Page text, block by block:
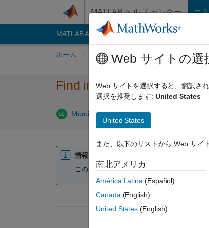
MATLAB ヘルプ センター コ
MATLAB Answers File Exchange
ホーム 質問する 回答 閲覧
Find indices of specific
Marcin Kolacz 2021 1 月 22
情報
この質問は閉じられています。 編集また
Web サイトの選
Web サイトを選択すると、翻訳さ
選択を推奨します: United States
United States
また、以下のリストから Web サイ
南北アメリカ
América Latina (Español)
Canada (English)
United States (English)